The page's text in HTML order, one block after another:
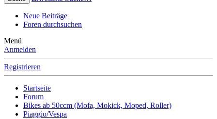
Neue Beiträge
Foren durchsuchen
Menü
Anmelden
Registrieren
Startseite
Forum
Bikes ab 50ccm (Mofa, Mokick, Moped, Roller)
Piaggio/Vespa